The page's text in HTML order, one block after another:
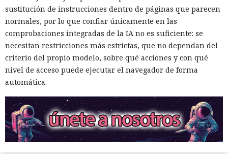
sustitución de instrucciones dentro de páginas que parecen
normales, por lo que confiar únicamente en las
comprobaciones integradas de la IA no es suficiente: se
necesitan restricciones más estrictas, que no dependan del
criterio del propio modelo, sobre qué acciones y con qué
nivel de acceso puede ejecutar el navegador de forma
automática.